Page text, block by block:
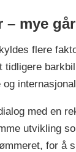
– mye
flere
tidligere
med en
utvikling
for å